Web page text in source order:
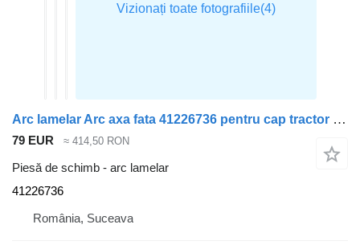
Arc lamelar Arc axa fata 41226736 pentru cap tractor IVECO STRALIS
79 EUR ≈ 414,50 RON
Piesă de schimb - arc lamelar
41226736
România, Suceava